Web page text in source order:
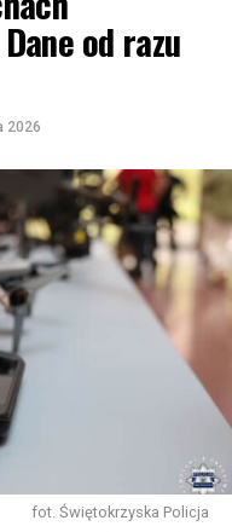
od razu
2026
fot. Świętokrzyska Policja